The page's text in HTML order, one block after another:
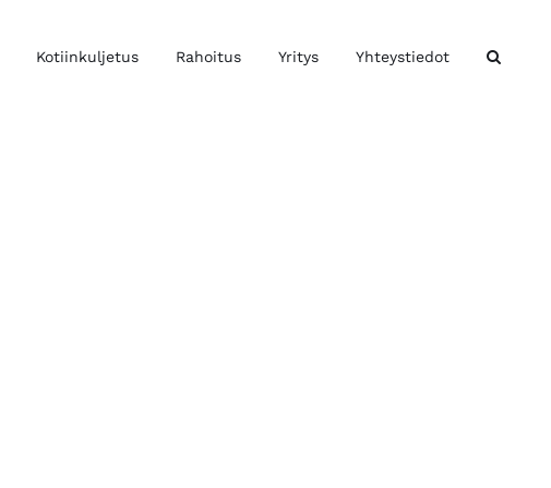
Kotiinkuljetus Rahoitus Yritys Yhteystiedot